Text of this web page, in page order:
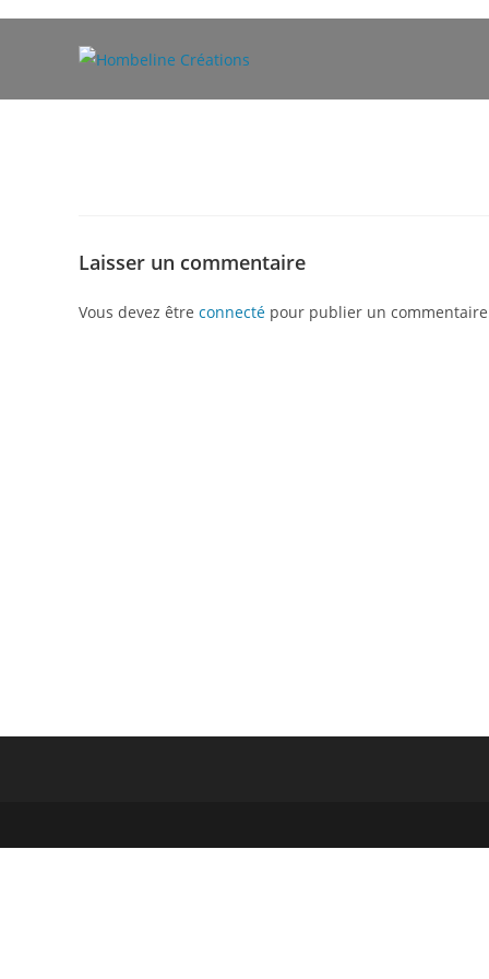
Laisser un commentaire
Vous devez être connecté pour publier un